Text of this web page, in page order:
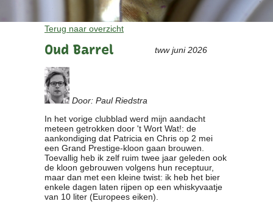
Terug naar overzicht
Oud Barrel tww juni 2026
Door: Paul Riedstra
In het vorige clubblad werd mijn aandacht
meteen getrokken door 't Wort Wat!: de
aankondiging dat Patricia en Chris op 2 mei
een Grand Prestige-kloon gaan brouwen.
Toevallig heb ik zelf ruim twee jaar geleden ook
de kloon gebrouwen volgens hun receptuur,
maar dan met een kleine twist: ik heb het bier
enkele dagen laten rijpen op een whiskyvaatje
van 10 liter (Europees eiken).
Home
Vereniging
Clubkalender